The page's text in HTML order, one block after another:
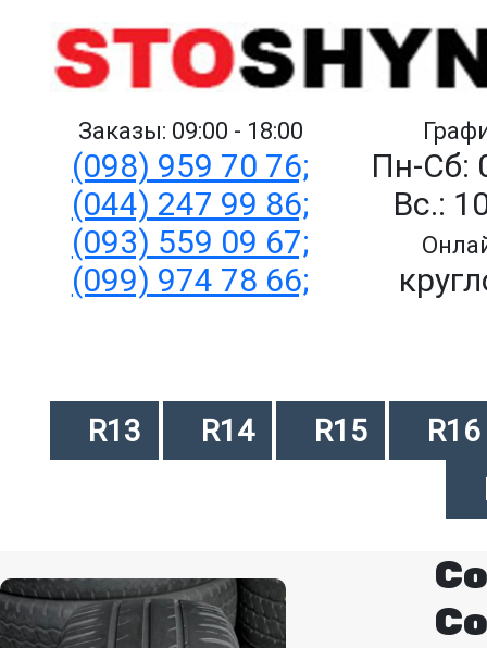
Заказы: 09:00 - 18:00
(098) 959 70 76;
(044) 247 99 86;
(093) 559 09 67;
(099) 974 78 66;
Пн-Сб:
Вс.:
R13 R14 R15
R16